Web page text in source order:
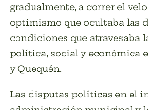
gradualmente, a correr el
optimismo que ocultaba las
condiciones que atravesaba
política, social y económica
y Quequén.
Las disputas políticas en el